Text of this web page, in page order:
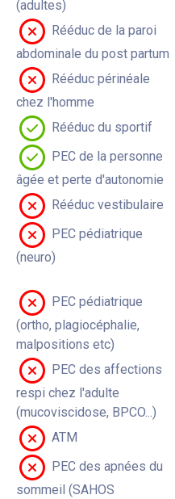
(adultes)
Rééduc de la paroi
abdominale du post partum
Rééduc périnéale
chez l'homme
Rééduc du sportif
PEC de la personne
âgée et perte d'autonomie
Rééduc vestibulaire
PEC pédiatrique
(neuro)
PEC pédiatrique
(ortho, plagiocéphalie,
malpositions etc)
PEC des affections
respi chez l'adulte
(mucoviscidose, BPCO...)
ATM
PEC des apnées du
sommeil (SAHOS